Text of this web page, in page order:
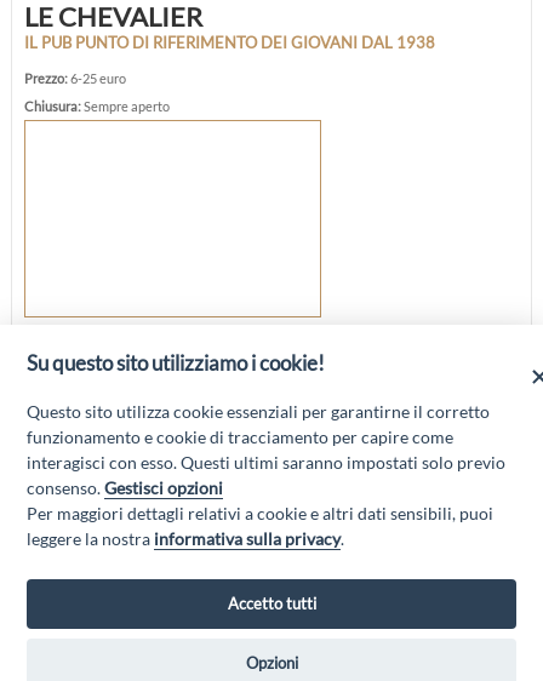
LE CHEVALIER
IL PUB PUNTO DI RIFERIMENTO DEI GIOVANI DAL 1938
Prezzo:6-25 euro
Chiusura:Sempre aperto
Telefono:329 6477915
“Attività cofinanziate dal PSR 2014/2020 Abruzzo - mis. 19 PSL La Terra dei
M@rsi - Fondo FEASR; Sottomisura 19.2; Tipologia di intervento 19.2.1
Su questo sito utilizziamo i cookie!
Questo sito utilizza cookie essenziali per garantirne il corretto
funzionamento e cookie di tracciamento per capire come
interagisci con esso. Questi ultimi saranno impostati solo previo
consenso.Gestisci opzioni
Per maggiori dettagli relativi a cookie e altri dati sensibili, puoi
leggere la nostra informativa sulla privacy.
Accetto tutti
Opzioni